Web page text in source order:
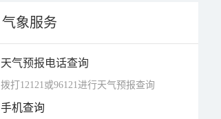
气象服务
天气预报电话查询
拨打12121或96121进行天气预报查询
手机查询